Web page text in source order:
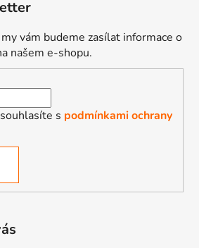
vám budeme zasílat informace o
našem e-shopu.
s podmínkami ochrany